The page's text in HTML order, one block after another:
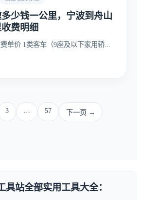
少钱一公里，宁波到舟山
费明细
单价 1类客车（9座及以下家用轿...
3 57 下一页 →
具站全部实用工具大全：